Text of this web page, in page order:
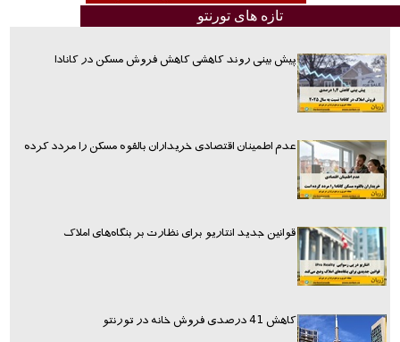
تازه های تورنتو
پیش بینی روند کاهشی کاهش فروش مسکن در کانادا
عدم اطمینان اقتصادی خریداران بالقوه مسکن را مردد کرده
قوانین جدید انتاریو برای نظارت بر بنگاه‌های املاک
کاهش 41 درصدی فروش خانه در تورنتو